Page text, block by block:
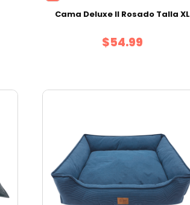
Cama Deluxe II Rosado Talla XL
$54.99